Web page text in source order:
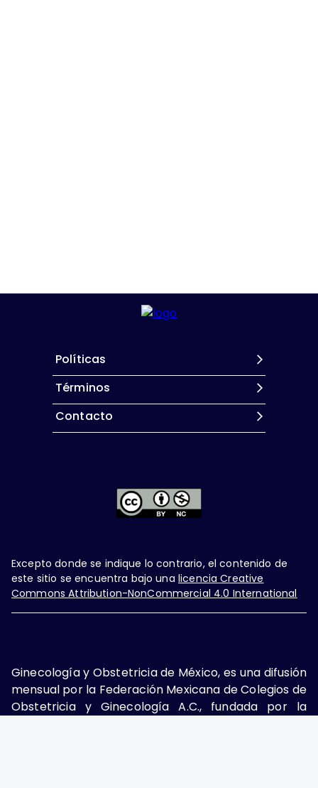
Políticas
Términos
Contacto
Excepto donde se indique lo contrario, el contenido de
este sitio se encuentra bajo una licencia Creative
Commons Attribution-NonCommercial 4.0 International
Ginecología y Obstetricia de México, es una difusión
mensual por la Federación Mexicana de Colegios de
Obstetricia y Ginecología A.C., fundada por la